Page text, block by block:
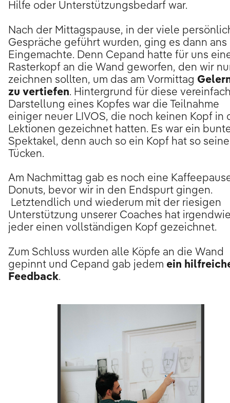
Hilfe oder Unterstützungsbedarf war.
Nach der Mittagspause, in der viele
Gespräche geführt wurden, ging es dann ans
Eingemachte. Denn Cepand hatte für uns
Rasterkopf an die Wand geworfen, den wir
zeichnen sollten, um das am Vormittag
zu vertiefen. Hintergrund für diese
Darstellung eines Kopfes war die Teilnahme
einiger neuer LIVOS, die noch keinen Kopf in
Lektionen gezeichnet hatten. Es war ein
Spektakel, denn auch so ein Kopf hat so seine
Tücken.
Am Nachmittag gab es noch eine
Donuts, bevor wir in den Endspurt gingen.
Letztendlich und wiederum mit der riesigen
Unterstützung unserer Coaches hat
jeder einen vollständigen Kopf gezeichnet.
Zum Schluss wurden alle Köpfe an die Wand
gepinnt und Cepand gab jedem ein
Feedback.